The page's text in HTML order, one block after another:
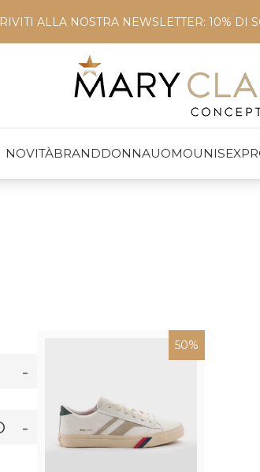
ALLA NOSTRA NEWSLETTER: 10% DI
NOVITÀBRANDDONNAUOMOUNISEX
-
-
50%